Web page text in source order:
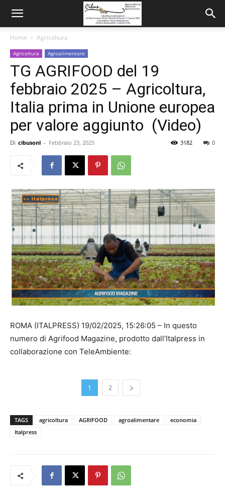
Home Agricoltura
Agricoltura Agroalimentare
TG AGRIFOOD del 19
febbraio 2025 – Agricoltura,
Italia prima in Unione europea
per valore aggiunto (Video)
Di cibusonl - Febbraio 23, 2025 0
3182
ROMA (ITALPRESS) 19/02/2025, 15:26:05 – In questo
numero di Agrifood Magazine, prodotto dall’Italpress in
collaborazione con TeleAmbiente:
1 2
TAGS agricoltura AGRIFOOD agroalimentare
economia
Italpress